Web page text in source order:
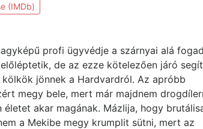
(IMDb)
profi ügyvédje a szárnyai alá
de az ezze kötelezően járó
jönnek a Hardvardról. Az apróbb
megy bele, mert már majdnem
akar magának. Mázlija, hogy
a Mekibe megy krumplit sütni, mert az